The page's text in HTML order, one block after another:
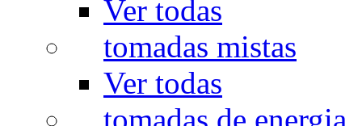
Ver todas
tomadas mistas
Ver todas